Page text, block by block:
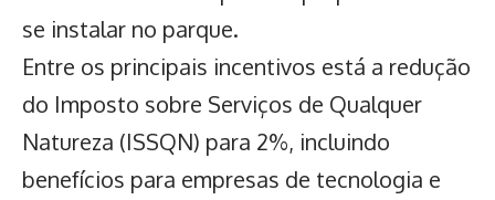
se instalar no parque.
Entre os principais incentivos está a redução
do Imposto sobre Serviços de Qualquer
Natureza (ISSQN) para 2%, incluindo
benefícios para empresas de tecnologia e